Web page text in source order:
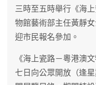
三時至五時舉行《海
物館藝術部主任黃靜
迎市民報名參加。
《海上瓷路－粵港澳
七日向公眾開放（逢